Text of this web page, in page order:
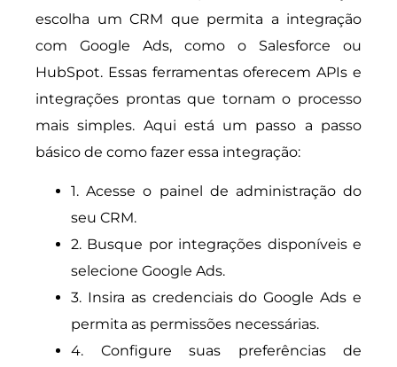
escolha um CRM que permita a integração
com Google Ads, como o Salesforce ou
HubSpot. Essas ferramentas oferecem APIs e
integrações prontas que tornam o processo
mais simples. Aqui está um passo a passo
básico de como fazer essa integração:
1. Acesse o painel de administração do
seu CRM.
2. Busque por integrações disponíveis e
selecione Google Ads.
3. Insira as credenciais do Google Ads e
permita as permissões necessárias.
4. Configure suas preferências de